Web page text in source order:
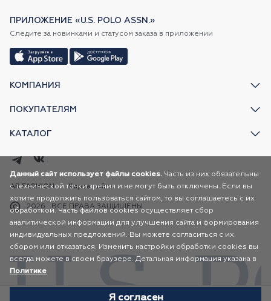
КОМПАНИЯ
ПОКУПАТЕЛЯМ
КАТАЛОГ
ПРИЛОЖЕНИЕ «U.S. POLO ASSN.»
Следите за новинками и статусом заказа в приложении
2026 ВСЕ ПРАВА ЗАЩИЩЕНЫ
AR FASHION Карта сайта
Данный сайт использует файлы cookies. Часть из них обязательны
с технической точки зрения и не могут быть отключены. Если вы
хотите продолжить пользоваться сайтом, то вы соглашаетесь с их
обработкой. Часть файлов cookies осуществляет сбор
аналитической информации для улучшения сайта и формирования
индивидуальных предложений. Вы можете согласиться с их
сбором или отказаться. Изменить настройки обработки cookies вы
всегда можете в своем браузере. Детальная информация указана в
Политике
Я согласен